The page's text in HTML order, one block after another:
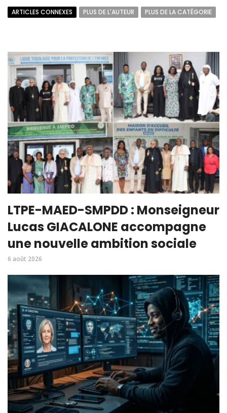
ARTICLES CONNEXES PLUS DE L'AUTEUR PLUS DE LA CATÉGORIE
LTPE-MAED-SMPDD : Monseigneur
Lucas GIACALONE accompagne
une nouvelle ambition sociale
6 août 2026